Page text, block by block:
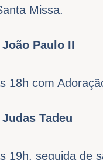
Missa.
Paulo II
18h com
Tadeu
19h, seguida de